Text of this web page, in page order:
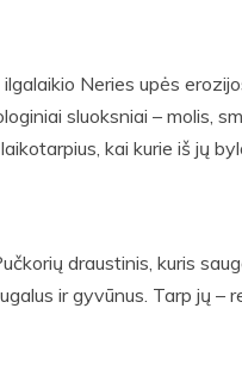
Neries upės
sluoksniai – molis,
kai kurie iš jų
draustinis, kuris
ir gyvūnus. Tarp jų –